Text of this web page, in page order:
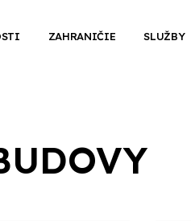
ZAHRANIČIE SLUŽBY